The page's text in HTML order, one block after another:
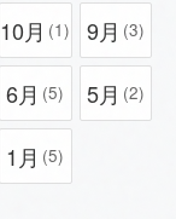
10月 (1) 9月 (3)
6月 (5) 5月 (2)
1月 (5)